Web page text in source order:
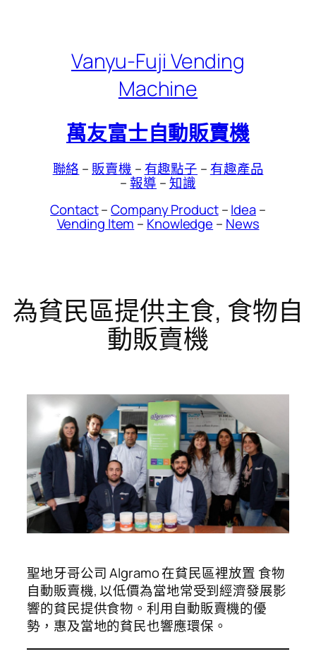
Vanyu-Fuji Vending
Machine
萬友富士自動販賣機
聯絡 – 販賣機 – 有趣點子 – 有趣產品
–報導 –知識
Contact–Company Product–Idea–
Vending Item – Knowledge – News
為貧民區提供主食, 食物自
動販賣機
聖地牙哥公司 Algramo 在貧民區裡放置 食物
自動販賣機, 以低價為當地常受到經濟發展影
響的貧民提供食物。利用自動販賣機的優
勢，惠及當地的貧民也響應環保。